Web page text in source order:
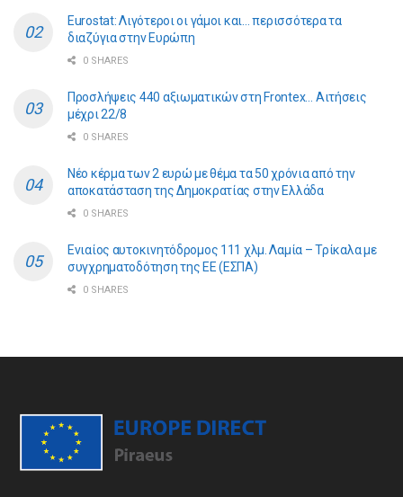
Eurostat: Λιγότεροι οι γάμοι και… περισσότερα τα
διαζύγια στην Ευρώπη
0 SHARES
Προσλήψεις 440 αξιωματικών στη Frontex… Αιτήσεις
μέχρι 22/8
0 SHARES
Νέο κέρμα των 2 ευρώ με θέμα τα 50 χρόνια από την
αποκατάσταση της Δημοκρατίας στην Ελλάδα
0 SHARES
Ενιαίος αυτοκινητόδρομος 111 χλμ. Λαμία – Τρίκαλα με
συγχρηματοδότηση της ΕE (ΕΣΠΑ)
0 SHARES